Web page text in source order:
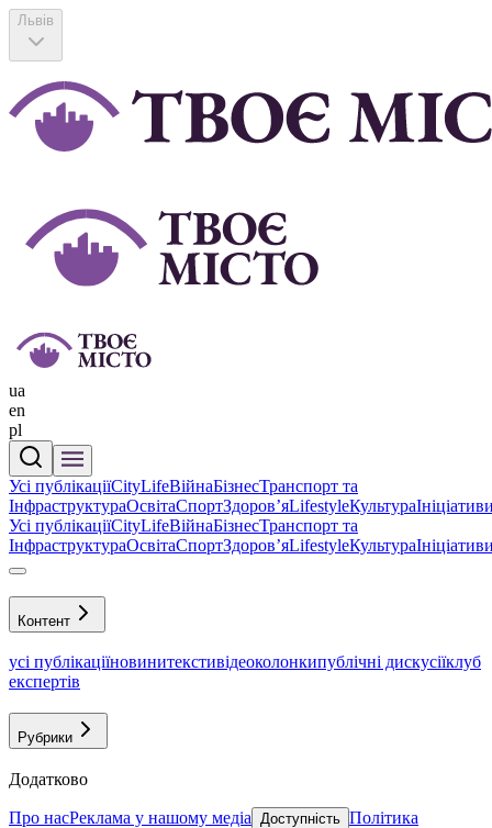
Львів
ua
en
pl
Усі публікаціїCityLifeВійнаБізнесТранспорт та
ІнфраструктураОсвітаСпортЗдоровʼяLifestyleКультура
Усі публікаціїCityLifeВійнаБізнесТранспорт та
ІнфраструктураОсвітаСпортЗдоровʼяLifestyleКультура
Контент
усі публікаціїновинитекстивідеоколонкипублічні дискусіїклуб
експертів
Рубрики
Додатково
Про насРеклама у нашому медіа Доступність Політика